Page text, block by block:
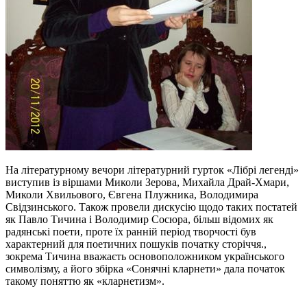
На літературному вечори літературний гурток «Лібрі легенді»
виступив із віршами Миколи Зерова, Михайла Драй-Хмари,
Миколи Хвильового, Євгена Плужника, Володимира
Свідзинського. Також провели дискусію щодо таких постатей
як Павло Тичина і Володимир Сосюра, більш відомих як
радянські поети, проте їх ранній період творчості був
характерний для поетичних пошуків початку сторіччя.,
зокрема Тичина вважаєть основоположником українського
символізму, а його збірка «Сонячні кларнети» дала початок
такому поняттю як «кларнетизм».